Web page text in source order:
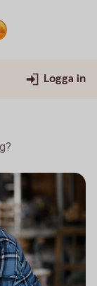
Logga in